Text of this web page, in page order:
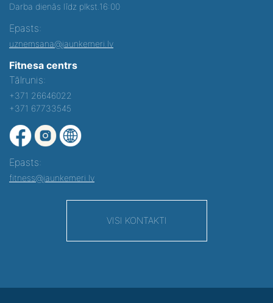
Darba dienās līdz plkst.16:00
Epasts:
uznemsana@jaunkemeri.lv
Fitnesa centrs
Tālrunis:
+371 26646022
+371 67733545
Epasts:
fitness@jaunkemeri.lv
VISI KONTAKTI